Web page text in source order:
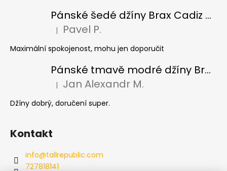
Pánské šedé džíny Brax Cadiz Grey smoke, prodloužené
Hodnocení produktu je 5 z 5 hvězdiček.
| Pavel P.
Maximální spokojenost, mohu jen doporučit
Pánské tmavě modré džíny Brax Cadiz Dark blue, prodloužené
Hodnocení produktu je 5 z 5 hvězdiček.
| Jan Alexandr M.
Džíny dobrý, doručení super.
Kontakt
info@tallrepublic.com
727818141